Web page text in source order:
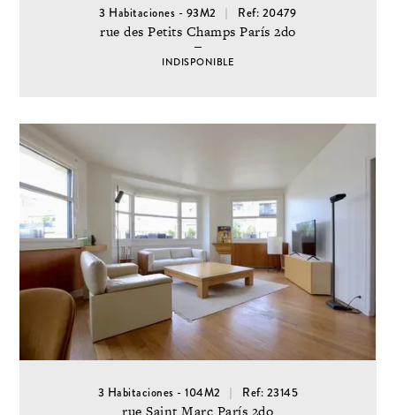
3 Habitaciones - 93M2 Ref: 20479
rue des Petits Champs París 2do
INDISPONIBLE
3 Habitaciones - 104M2 Ref: 23145
rue Saint Marc París 2do